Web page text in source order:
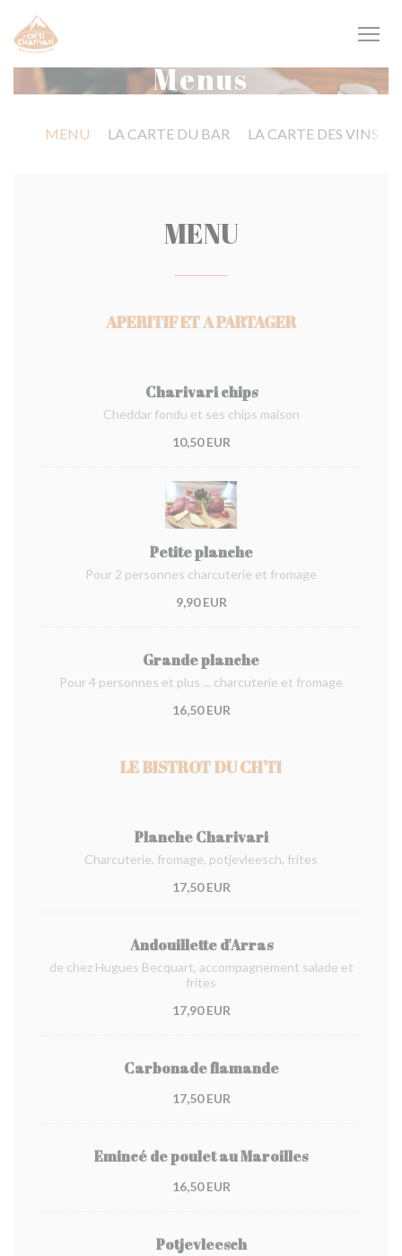
Personalizing your cookie choices
Menus
MENU LA CARTE DU BAR LA CARTE DES VINS
MENU
APERITIF ET A PARTAGER
Charivari chips
Cheddar fondu et ses chips maison
10,50 EUR
Petite planche
Pour 2 personnes charcuterie et fromage
9,90 EUR
Grande planche
Pour 4 personnes et plus ... charcuterie et fromage
16,50 EUR
LE BISTROT DU CH'TI
Planche Charivari
Charcuterie, fromage, potjevleesch, frites
17,50 EUR
Andouillette d'Arras
de chez Hugues Becquart, accompagnement salade et
frites
17,90 EUR
Carbonade flamande
17,50 EUR
Emincé de poulet au Maroilles
16,50 EUR
Potjevleesch